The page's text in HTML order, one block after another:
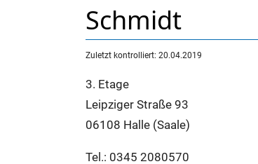
Schmidt
Zuletzt kontrolliert: 20.04.2019
3. Etage
Leipziger Straße 93
06108 Halle (Saale)
Tel.: 0345 2080570